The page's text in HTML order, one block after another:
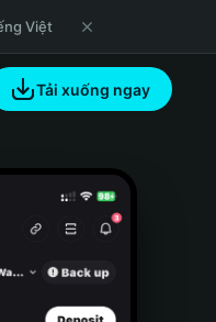
Việt
Tải xuống ngay